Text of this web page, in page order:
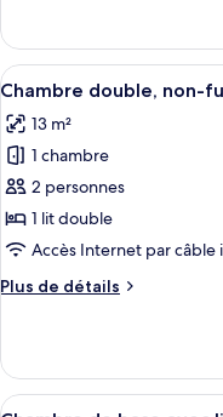
Eco
Plan
Moderate
Twin
Room,
Non
Smoking
(20sqm
No
Cleaning)
Eco
Plan
Moderate
Room,
Non
Smoking
(20sqm
No
Cleaning)
Afficher
toutes
les
photos
pour
ce
type
chambre :
non-
7
Chambre double, non-
13 m²
1 chambre
2 personnes
1 lit double
Accès Internet par câble
Plus de détails
Plus
Chambre
double,
Afficher